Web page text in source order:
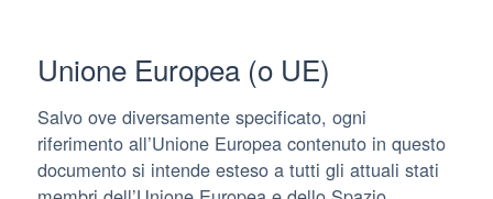
Unione Europea (o UE)
Salvo ove diversamente specificato, ogni
riferimento all’Unione Europea contenuto in questo
documento si intende esteso a tutti gli attuali stati